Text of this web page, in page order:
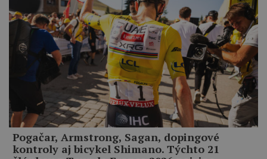
Pogačar, Armstrong, Sagan, dopingové
kontroly aj bicykel Shimano. Týchto 21